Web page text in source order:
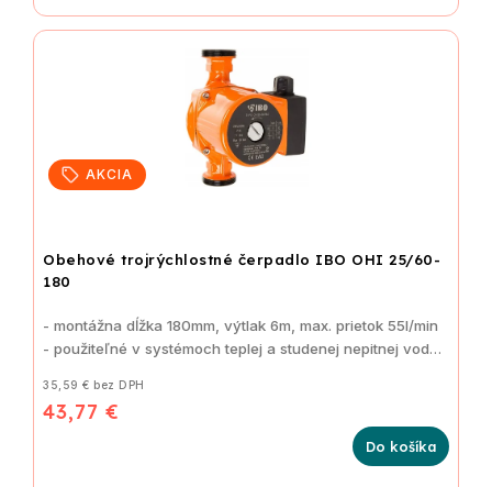
AKCIA
Obehové trojrýchlostné čerpadlo IBO OHI 25/60-
180
35,59 € bez DPH
43,77 €
Do košíka
- montážna dĺžka 180mm, výtlak 6m, max. prietok 55l/min
- použiteľné v systémoch teplej a studenej nepitnej vody